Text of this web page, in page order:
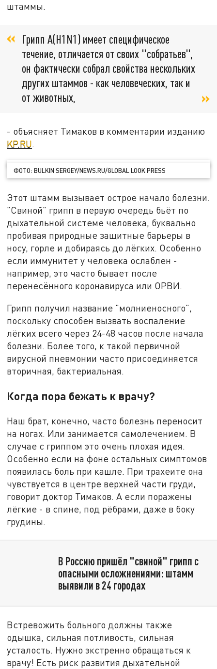
штаммы.
Грипп A(H1N1) имеет специфическое
течение, отличается от своих "собратьев",
он фактически собрал свойства нескольких
других штаммов - как человеческих, так и
от животных,
- объясняет Тимаков в комментарии изданию
KP.RU.
ФОТО: BULKIN SERGEY/NEWS.RU/GLOBAL LOOK PRESS
Этот штамм вызывает острое начало болезни.
"Свиной" грипп в первую очередь бьёт по
дыхательной системе человека, буквально
пробивая природные защитные барьеры в
носу, горле и добираясь до лёгких. Особенно
если иммунитет у человека ослаблен -
например, это часто бывает после
перенесённого коронавируса или ОРВИ.
Грипп получил название "молниеносного",
поскольку способен вызвать воспаление
лёгких всего через 24-48 часов после начала
болезни. Более того, к такой первичной
вирусной пневмонии часто присоединяется
вторичная, бактериальная.
Когда пора бежать к врачу?
Наш брат, конечно, часто болезнь переносит
на ногах. Или занимается самолечением. В
случае с гриппом это очень плохая идея.
Особенно если на фоне остальных симптомов
появилась боль при кашле. При трахеите она
чувствуется в центре верхней части груди,
говорит доктор Тимаков. А если поражены
лёгкие - в спине, под рёбрами, даже в боку
грудины.
В Россию пришёл "свиной" грипп с
опасными осложнениями: штамм
выявили в 24 городах
Встревожить больного должны также
одышка, сильная потливость, сильная
усталость. Нужно экстренно обращаться к
врачу! Есть риск развития дыхательной